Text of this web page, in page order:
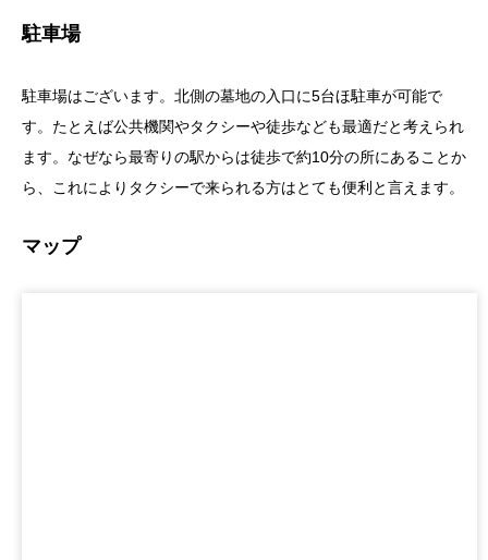
駐車場
駐車場はございます。北側の墓地の入口に5台ほ駐車が可能で
す。たとえば公共機関やタクシーや徒歩なども最適だと考えられ
ます。なぜなら最寄りの駅からは徒歩で約10分の所にあることか
ら、これによりタクシーで来られる方はとても便利と言えます。
マップ